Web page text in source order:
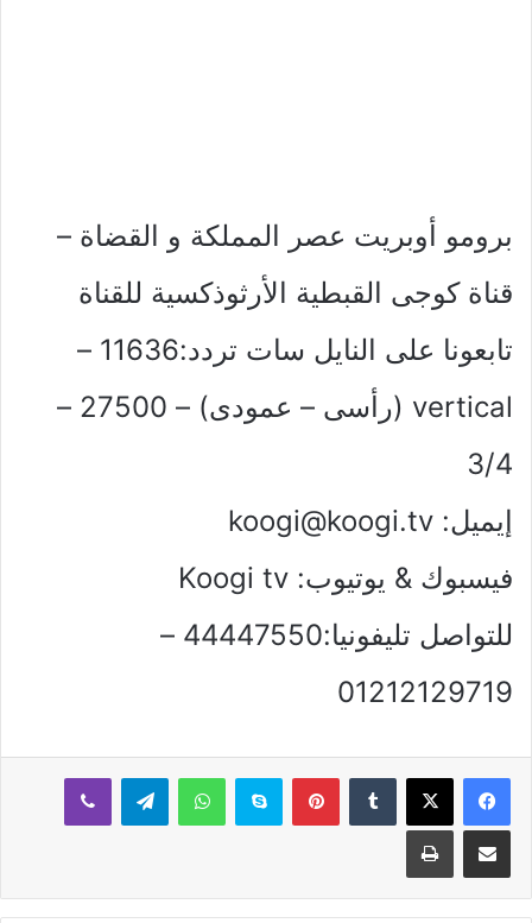
برومو أوبريت عصر المملكة و القضاة –
قناة كوجى القبطية الأرثوذكسية للقناة
تابعونا على النايل سات تردد:11636 –
vertical (رأسى – عمودى) – 27500 –
3/4
إيميل: koogi@koogi.tv
فيسبوك & يوتيوب: Koogi tv
للتواصل تليفونيا:44447550 –
01212129719
بينتيريستسكايب واتساب تيلقرام ڤايبر
مشاركة عبر البريد طباعة